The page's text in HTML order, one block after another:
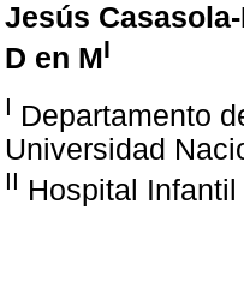
Jesús
D en MI
I Departamento
Universidad
II Hospital